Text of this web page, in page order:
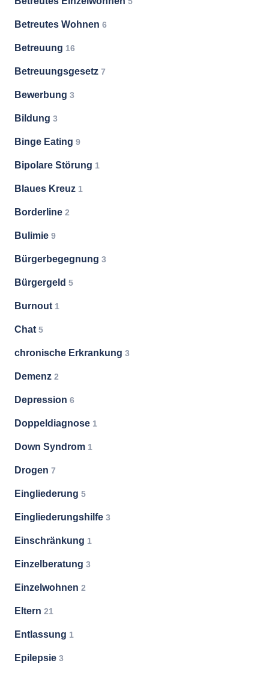
Betreutes Wohnen 6
Betreuung 16
Betreuungsgesetz 7
Bewerbung 3
Bildung 3
Binge Eating 9
Bipolare Störung 1
Blaues Kreuz 1
Borderline 2
Bulimie 9
Bürgerbegegnung 3
Bürgergeld 5
Burnout 1
Chat 5
chronische Erkrankung 3
Demenz 2
Depression 6
Doppeldiagnose 1
Down Syndrom 1
Drogen 7
Eingliederung 5
Eingliederungshilfe 3
Einschränkung 1
Einzelberatung 3
Einzelwohnen 2
Eltern 21
Entlassung 1
Epilepsie 3